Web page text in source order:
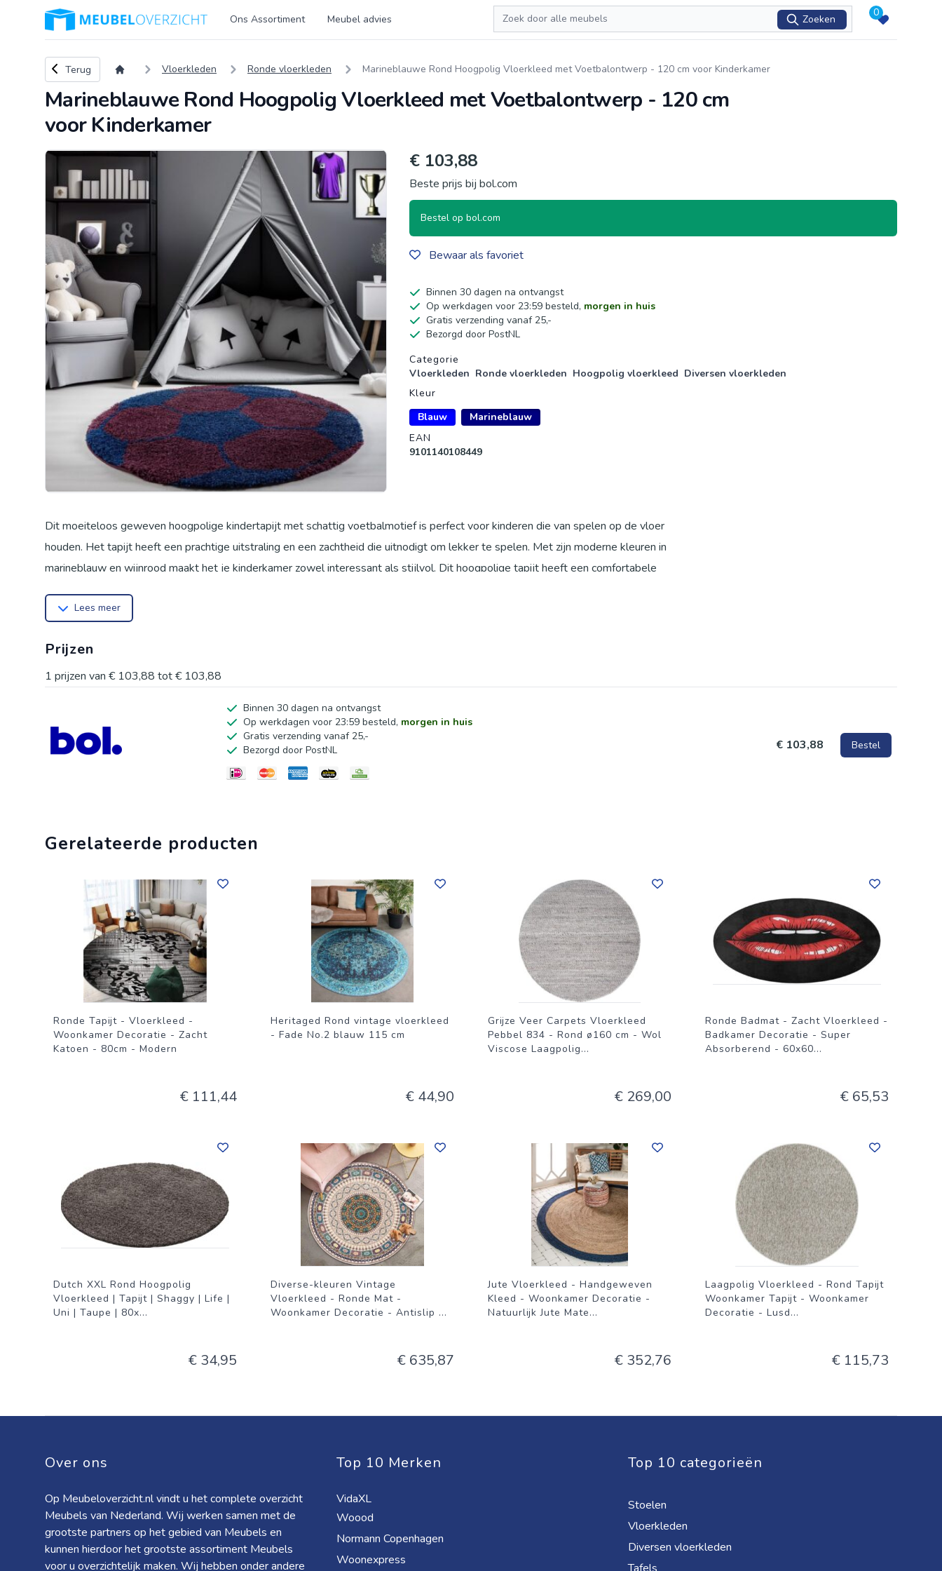
Logo Meubeloverzicht.nl Ons Assortiment Meubel advies
Zoeken
Zoeken
0
Terug naar overzicht
Terug Vloerkleden Ronde vloerkleden Marineblauwe Rond Hoogpolig Vloerkleed met Voetbalontwerp - 120 cm voor Kinderkamer
Marineblauwe Rond Hoogpolig Vloerkleed met Voetbalontwerp - 120 cm
voor Kinderkamer
€ 103,88
Beste prijs bij bol.com
Bestel op bol.com
Bewaar als favoriet
Binnen 30 dagen na ontvangst
Op werkdagen voor 23:59 besteld, morgen in huis
Gratis verzending vanaf 25,-
Bezorgd door PostNL
Productgegevens
Categorie
Vloerkleden Ronde vloerkleden Hoogpolig vloerkleed Diversen vloerkleden
Kleur
Blauw
Marineblauw
EAN
9101140108449
Dit moeiteloos geweven hoogpolige kindertapijt met schattig voetbalmotief is perfect voor kinderen die van spelen op de vloer
houden. Het tapijt heeft een prachtige uitstraling en een zachtheid die uitnodigt om lekker te spelen. Met zijn moderne kleuren in
marineblauw en wijnrood maakt het je kinderkamer zowel interessant als stijlvol. Dit hoogpolige tapijt heeft een comfortabele
en de rug is gemaakt van natuurlijke jute, waardoor het tapijt geschikt is voor vloeren met vloerverwarming. Gecertificeerd
van het tapijt te verlengen.
Lees meer
Prijzen
1 prijzen van € 103,88 tot€ 103,88
Binnen 30 dagen na ontvangst
Op werkdagen voor 23:59 besteld, morgen in huis
Gratis verzending vanaf 25,-
Bezorgd door PostNL
€ 103,88 Bestel
Gerelateerde producten
Ronde Tapijt - Vloerkleed -
Woonkamer Decoratie - Zacht
Katoen - 80cm - Modern
€ 111,44
Heritaged Rond vintage vloerkleed
- Fade No.2 blauw 115 cm
€ 44,90
Grijze Veer Carpets Vloerkleed
Pebbel 834 - Rond ø160 cm - Wol
Viscose Laagpolig...
€ 269,00
Ronde Badmat - Zacht Vloerkleed -
Badkamer Decoratie - Super
Absorberend - 60x60...
€ 65,53
Dutch XXL Rond Hoogpolig
Vloerkleed | Tapijt | Shaggy | Life |
Uni | Taupe | 80x...
€ 34,95
Diverse-kleuren Vintage
Vloerkleed - Ronde Mat -
Woonkamer Decoratie - Antislip ...
€ 635,87
Jute Vloerkleed - Handgeweven
Kleed - Woonkamer Decoratie -
Natuurlijk Jute Mate...
€ 352,76
Laagpolig Vloerkleed - Rond Tapijt
Woonkamer Tapijt - Woonkamer
Decoratie - Lusd...
€ 115,73
Over ons
Op Meubeloverzicht.nl vindt u het complete overzicht
Meubels van Nederland. Wij werken samen met de
grootste partners op het gebied van Meubels en
kunnen hierdoor het grootste assortiment Meubels
voor u overzichtelijk maken. Wij hebben onder andere
Top 10 Merken
VidaXL
Woood
Normann Copenhagen
Woonexpress
Top 10 categorieën
Stoelen
Vloerkleden
Diversen vloerkleden